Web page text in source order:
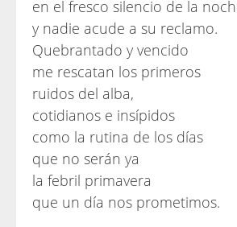
en el fresco silencio de la
y nadie acude a su reclamo.
Quebrantado y vencido
me rescatan los primeros
ruidos del alba,
cotidianos e insípidos
como la rutina de los días
que no serán ya
la febril primavera
que un día nos prometimos.